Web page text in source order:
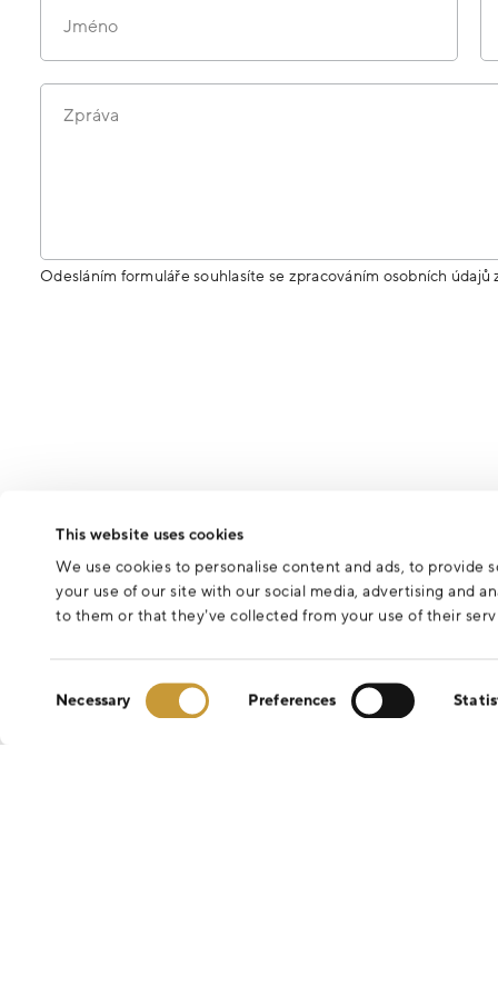
This website uses cookies
We use cookies to personalise content and ads, to provide
your use of our site with our social media, advertising and
to them or that they’ve collected from your use of their
Necessary Preferences
Jméno
Zpráva
Odesláním formuláře souhlasíte se zpracováním osobních údajů